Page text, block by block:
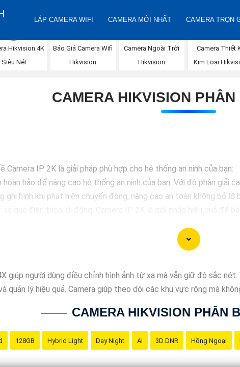
LẮP CAMERA WIFI CAMERA MỚI NHẤT CAMERA TRỌN
Hikvision 4K
Siêu Nét
Báo Giá Camera Wifi
Hikvision
Camera Ngoài Trời
Hikvision
Camera Thiết
Kim Loại
CAMERA HIKVISION
IP 2K là giải pháp phù hợp cho hệ thống an ninh của bạn:
hảo để nâng cao hệ thống an ninh của bạn. Với độ phân giải
ghi hình khi phát hiện chuyển động, nâng cao an toàn không bỏ lỡ
giúp người dùng điều chỉnh hình ảnh từ xa mà vẫn giữ độ sắc
quản lý hiệu quả. Camera giúp theo dõi các khu vực rộng mà
CAMERA HIKVISION PHÂN
128GB Hybrid Light Day Night AI 3D DNR Hồng Ngoại